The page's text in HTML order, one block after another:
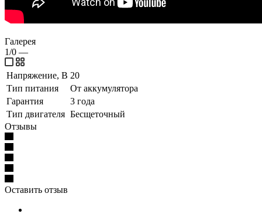
Галерея
1/0 —
Напряжение, В 20
Тип питания
От аккумулятора
Гарантия
3 года
Тип двигателя Бесщеточный
Отзывы
Оставить отзыв